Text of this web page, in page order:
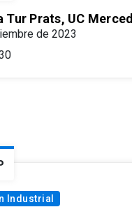
Tur Prats, UC Merced
de 2023
Industrial